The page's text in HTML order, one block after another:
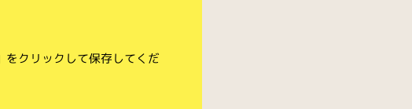
クリックして保存してくだ